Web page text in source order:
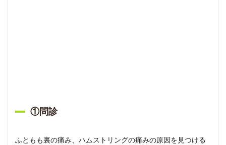
①問診
ふともも裏の痛み、ハムストリングの痛みの原因を見つける